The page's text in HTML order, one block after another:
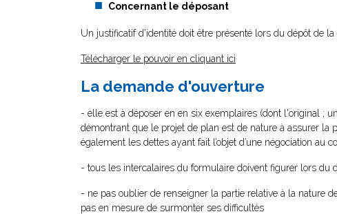
Concernant le déposant
Un justificatif d'identité doit être présenté lors du dépôt de la
Télécharger le pouvoir en cliquant ici
La demande d'ouverture
- elle est à déposer en en six exemplaires (dont l'original ;
démontrant que le projet de plan est de nature à assurer la
également les dettes ayant fait l’objet d’une négociation au
- tous les intercalaires du formulaire doivent figurer lors
- ne pas oublier de renseigner la partie relative à la nature
pas en mesure de surmonter ses difficultés